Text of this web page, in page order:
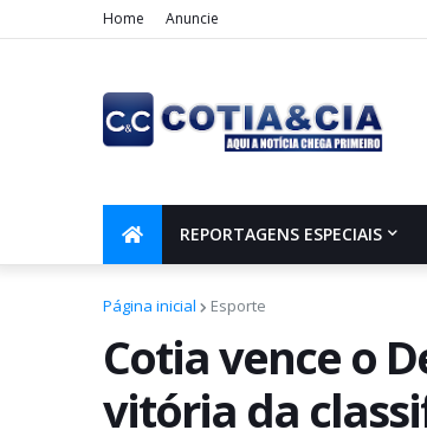
Home Anuncie
REPORTAGENS ESPECIAIS
Página inicial Esporte
Cotia vence o
vitória da